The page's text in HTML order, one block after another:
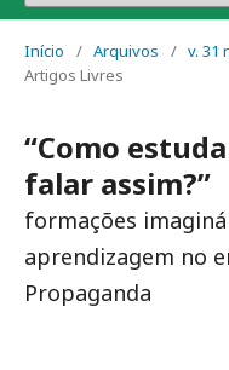
Início / Arquivos / v. 31
Artigos Livres
“Como
falar assim?”
formações
aprendizagem no
Propaganda